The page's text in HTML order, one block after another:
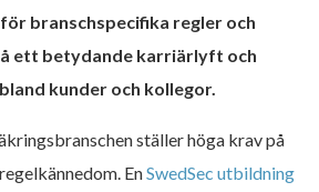
branschspecifika regler och
ett betydande karriärlyft och
kunder och kollegor.
ställer höga krav på
EnSwedSec utbildning